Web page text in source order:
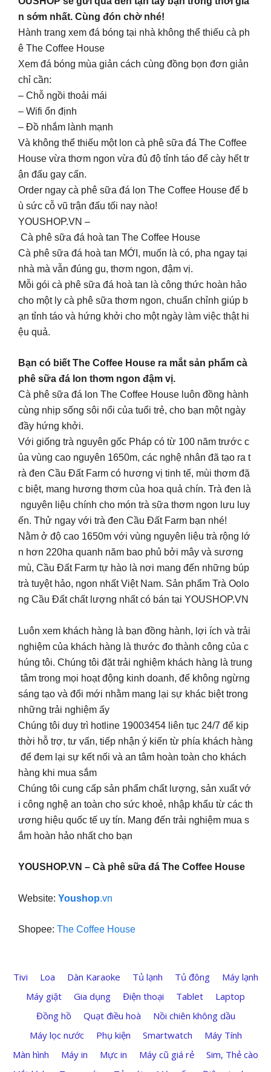
n sớm nhất. Cùng đón chờ nhé!
Hành trang xem đá bóng tại nhà không thể thiếu cà ph
ê The Coffee House
Xem đá bóng mùa giản cách cùng đồng bọn đơn giản
chỉ cần:
– Chỗ ngồi thoải mái
– Wifi ổn định
– Đồ nhắm lành mạnh
Và không thể thiếu một lon cà phê sữa đá The Coffee
House vừa thơm ngon vừa đủ độ tỉnh táo để cày hết tr
ận đấu gay cấn.
Order ngay cà phê sữa đá lon The Coffee House để b
ù sức cỗ vũ trận đấu tối nay nào!
YOUSHOP.VN –
Cà phê sữa đá hoà tan The Coffee House
Cà phê sữa đá hoà tan MỚI, muốn là có, pha ngay tại
nhà mà vẫn đúng gu, thơm ngon, đậm vị.
Mỗi gói cà phê sữa đá hoà tan là công thức hoàn hảo
cho một ly cà phê sữa thơm ngon, chuẩn chỉnh giúp b
ạn tỉnh táo và hứng khởi cho một ngày làm việc thật hi
ệu quả.
Bạn có biết The Coffee House ra mắt sản phẩm cà
phê sữa đá lon thơm ngon đậm vị.
Cà phê sữa đá lon The Coffee House luôn đồng hành
cùng nhịp sống sôi nổi của tuổi trẻ, cho bạn một ngày
đầy hứng khởi.
Với giống trà nguyên gốc Pháp có từ 100 năm trước c
ủa vùng cao nguyên 1650m, các nghệ nhân đã tạo ra t
rà đen Cầu Đất Farm có hương vị tinh tế, mùi thơm đặ
c biệt, mang hương thơm của hoa quả chín. Trà đen là
nguyên liệu chính cho món trà sữa thơm ngon lưu luy
ến. Thử ngay với trà đen Cầu Đất Farm bạn nhé!
Nằm ở độ cao 1650m với vùng nguyên liệu trà rộng lớ
n hơn 220ha quanh năm bao phủ bởi mây và sương
mù, Cầu Đất Farm tự hào là nơi mang đến những búp
trà tuyệt hảo, ngon nhất Việt Nam. Sản phẩm Trà Oolo
ng Cầu Đất chất lượng nhất có bán tại YOUSHOP.VN
Luôn xem khách hàng là bạn đồng hành, lợi ích và trải
nghiệm của khách hàng là thước đo thành công của c
húng tôi. Chúng tôi đặt trải nghiệm khách hàng là trung
tâm trong mọi hoạt động kinh doanh, để không ngừng
sáng tạo và đổi mới nhằm mang lại sự khác biệt trong
những trải nghiệm ấy
Chúng tôi duy trì hotline 19003454 liên tục 24/7 để kịp
thời hỗ trợ, tư vấn, tiếp nhận ý kiến từ phía khách hàng
để đem lại sự kết nối và an tâm hoàn toàn cho khách
hàng khi mua sắm
Chúng tôi cung cấp sản phẩm chất lượng, sản xuất vớ
i công nghệ an toàn cho sức khoẻ, nhập khẩu từ các th
ương hiệu quốc tế uy tín. Mang đến trải nghiệm mua s
ắm hoàn hảo nhất cho bạn
YOUSHOP.VN – Cà phê sữa đá The Coffee House
Website: Youshop.vn
Shopee: The Coffee House
Tivi Loa Dàn Karaoke Tủ lạnh Tủ đông
Máy lạnh
Máy giặt
Gia dụng Điện thoại Tablet
Laptop
Đồng hồ
Quạt điều hoà
Nồi chiên không dầu
Máy lọc nước
Phụ kiện Smartwatch
Máy Tính
Màn hình
Máy in Mực in Máy cũ giá rẻ
Sim, Thẻ cào